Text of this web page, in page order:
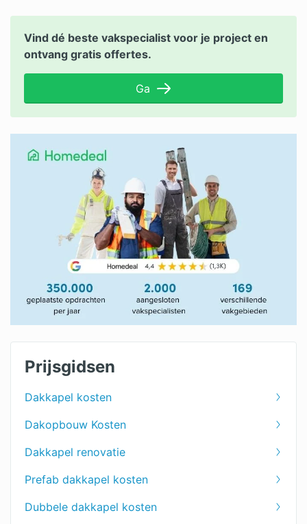
Vind dé beste vakspecialist voor je project en
ontvang gratis offertes.
Ga
Prijsgidsen
Dakkapel kosten
Dakopbouw Kosten
Dakkapel renovatie
Prefab dakkapel kosten
Dubbele dakkapel kosten